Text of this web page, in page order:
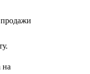
на